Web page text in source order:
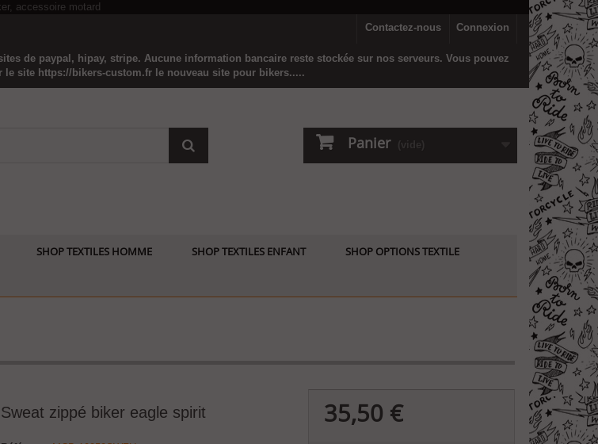
Connexion
Contactez-nous
de paypal, hipay, stripe. Aucune information bancaire reste stockée sur nos serveurs. Vous pouvez
site https://bikers-custom.fr le nouveau site pour bikers.....
Panier (vide)
SHOP TEXTILES HOMME SHOP TEXTILES ENFANT SHOP OPTIONS TEXTILE
Sweat zippé biker eagle spirit 35,50 €